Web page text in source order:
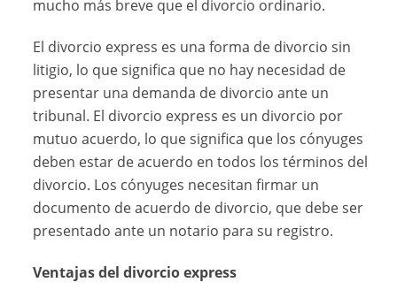
mucho más breve que el divorcio ordinario.
El divorcio express es una forma de divorcio sin
litigio, lo que significa que no hay necesidad de
presentar una demanda de divorcio ante un
tribunal. El divorcio express es un divorcio por
mutuo acuerdo, lo que significa que los cónyuges
deben estar de acuerdo en todos los términos del
divorcio. Los cónyuges necesitan firmar un
documento de acuerdo de divorcio, que debe ser
presentado ante un notario para su registro.
Ventajas del divorcio express